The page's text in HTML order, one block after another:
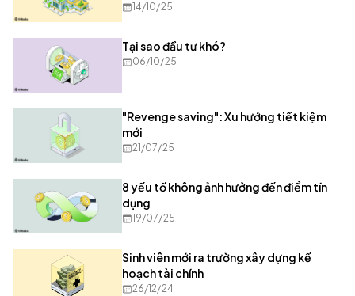
14/10/25
Tại sao đầu tư khó?
06/10/25
"Revenge saving": Xu hướng tiết kiệm
mới
21/07/25
8 yếu tố không ảnh hưởng đến điểm tín
dụng
19/07/25
Sinh viên mới ra trường xây dựng kế
hoạch tài chính
26/12/24